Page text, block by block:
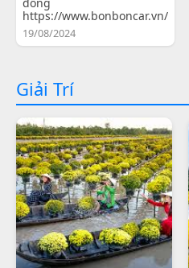
https://www.bonboncar.vn/
19/08/2024
Giải Trí